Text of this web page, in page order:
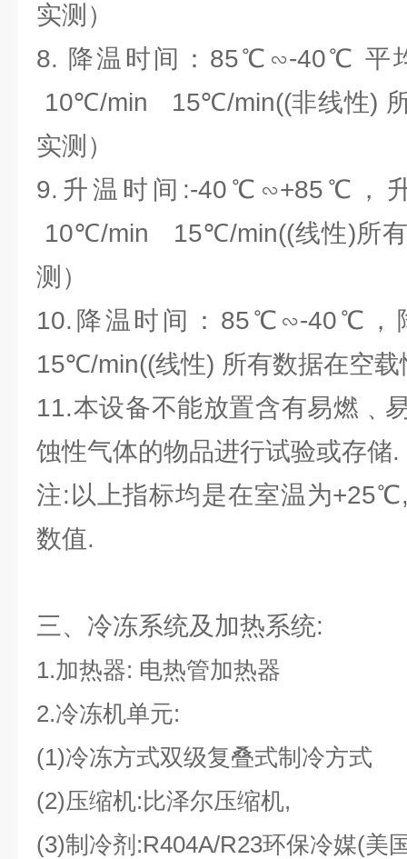
实测）
8. 降温时间：85℃∽-40℃
10℃/min 15℃/min((非线性)
实测）
9.升温时间:-40℃∽+85℃
10℃/min 15℃/min((线性)所有
测）
10.降温时间：85℃∽-40℃
15℃/min((线性) 所有数据在空载
11.本设备不能放置含有易燃﹑
蚀性气体的物品进行试验或存储.
注:以上指标均是在室温为
数值.
三、冷冻系统及加热系统:
1.加热器: 电热管加热器
2.冷冻机单元:
(1)冷冻方式双级复叠式制冷方式
(2)压缩机:比泽尔压缩机,
(3)制冷剂:R404A/R23环保冷媒(美